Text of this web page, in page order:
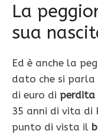
La
sua
Ed è anche la
dato che si parla
di euro di
35 anni di vita di
punto di vista il